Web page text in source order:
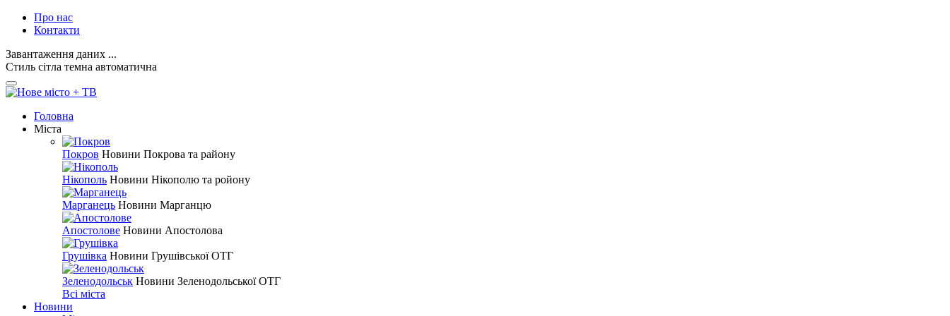
Про нас
Контакти
Завантаження даних ...
Стиль сітла темна автоматична
Головна
Міста
Покров Новини Покрова та району
Нікополь Новини Нікополю та ройону
Марганець Новини Марганцю
Апостолове Новини Апостолова
Грушівка Новини Грушівської ОТГ
Зеленодольськ Новини Зеленодольської ОТГ
Всі міста
Новини